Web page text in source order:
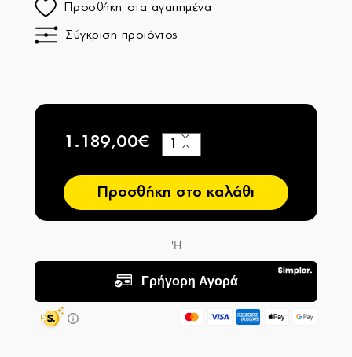
Προσθήκη στα αγαπημένα
Σύγκριση προϊόντος
1.189,00€
−
+
Προσθήκη στο καλάθι